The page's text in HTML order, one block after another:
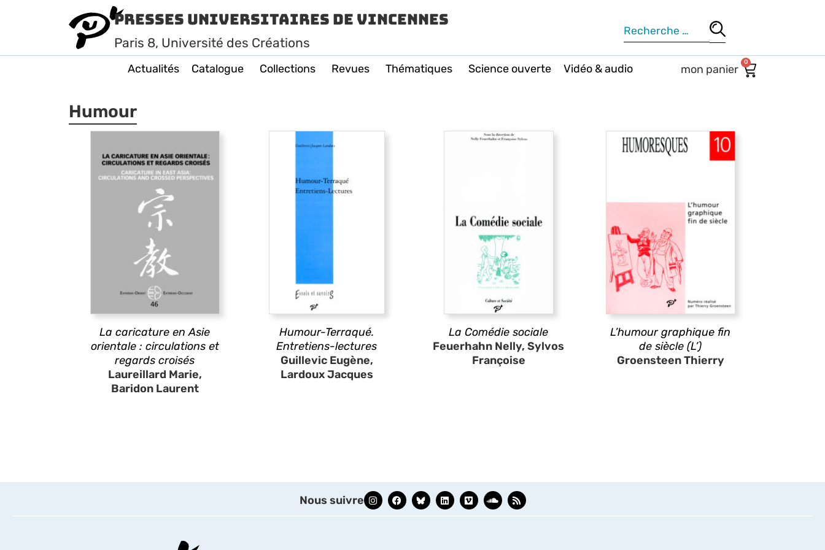
Presses Universitaires de Vincennes
Paris 8, Université des Créations
Actualités Catalogue Collections Revues Thématiques Science ouverte Vidéo & audio 0
Humour
La caricature en Asie
orientale : circulations et
regards croisés
Laureillard Marie,
Baridon Laurent
Humour-Terraqué.
Entretiens-lectures
Guillevic Eugène,
Lardoux Jacques
La Comédie sociale
Feuerhahn Nelly, Sylvos
Françoise
L’humour graphique fin
de siècle (L’)
Groensteen Thierry
Nous suivre